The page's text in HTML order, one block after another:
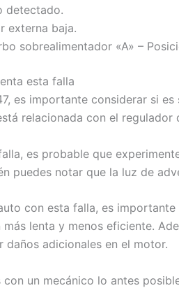
detectado.
externa baja.
sobrealimentador «A» –
esta falla
es importante considerar si
relacionada con el
es probable que
puedes notar que la luz de
con esta falla, es
lenta y menos eficiente.
adicionales en el motor.
un mecánico lo antes